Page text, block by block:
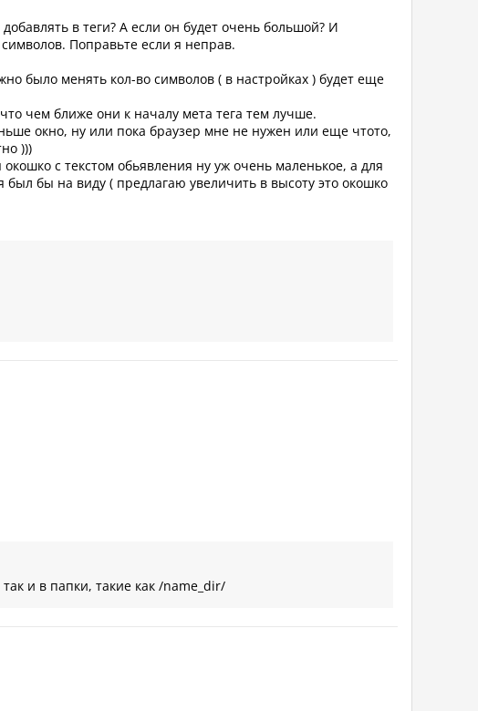
в теги? А если он будет очень большой? И
Поправьте если я неправ.
было менять кол-во символов ( в настройках ) будет еще
чем ближе они к началу мета тега тем лучше.
окно, ну или пока браузер мне не нужен или еще чтото,
)))
с текстом обьявления ну уж очень маленькое, а для
был бы на виду ( предлагаю увеличить в высоту это окошко
и в папки, такие как /name_dir/